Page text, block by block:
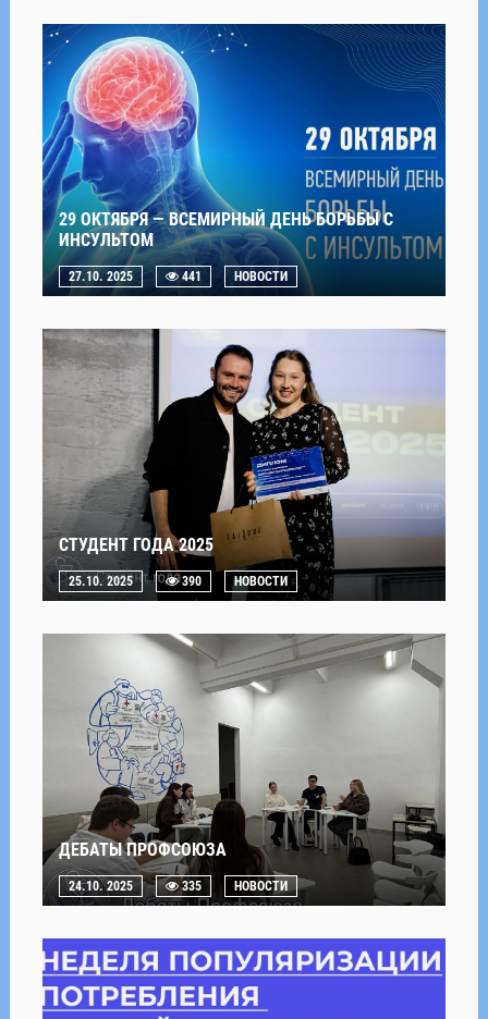
29 ОКТЯБРЯ — ВСЕМИРНЫЙ ДЕНЬ БОРЬБЫ С
ИНСУЛЬТОМ
27.10. 2025 441 НОВОСТИ
СТУДЕНТ ГОДА 2025
25.10. 2025 390 НОВОСТИ
ДЕБАТЫ ПРОФСОЮЗА
24.10. 2025 335 НОВОСТИ